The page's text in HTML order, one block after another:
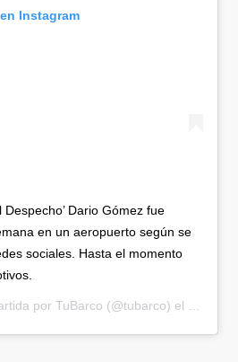
Instagram
Despecho’ Dario Gómez fue
en un aeropuerto según se
sociales. Hasta el momento
porTuBarco (@tubarco) el